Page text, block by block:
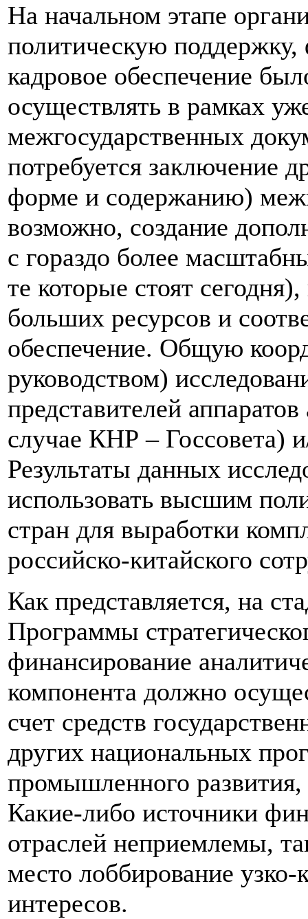
На начальном этапе
политическую поддержку,
кадровое обеспечение
осуществлять в рамках
межгосударственных
потребуется заключение
форме и содержанию)
возможно, создание
с гораздо более
те которые стоят
больших ресурсов и
обеспечение. Общую
руководством)
представителей
случае КНР – Госсовета)
Результаты данных
использовать высшим
стран для выработки
российско-китайского
Как представляется, на
Программы
финансирование
компонента должно
счет средств
других национальных
промышленного
Какие-либо источники
отраслей неприемлемы,
место лоббирование
интересов.